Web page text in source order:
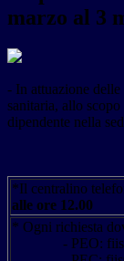
marzo al 3
- In attuazione
sanitaria, allo
dipendente nella
*Il centralino
alle ore 12.00
* Ogni richiesta
- PEO: